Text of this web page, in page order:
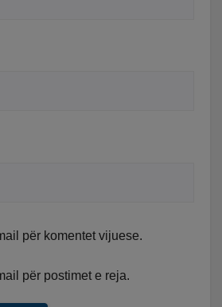
për komentet vijuese.
për postimet e reja.